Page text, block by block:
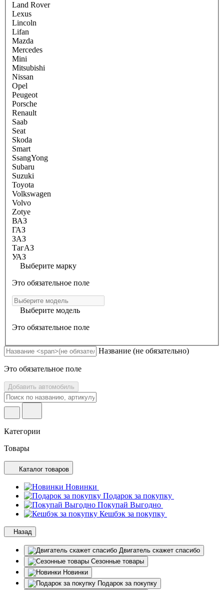
Land Rover
Lexus
Lincoln
Lifan
Mazda
Mercedes
Mini
Mitsubishi
Nissan
Opel
Peugeot
Porsche
Renault
Saab
Seat
Skoda
Smart
SsangYong
Subaru
Suzuki
Toyota
Volkswagen
Volvo
Zotye
ВАЗ
ГАЗ
ЗАЗ
ТагАЗ
УАЗ
Выберите марку
Это обязательное поле
Выберите модель
Это обязательное поле
Название (не обязательно)
Это обязательное поле
Добавить автомобиль
Категории
Товары
Каталог товаров
Новинки
Подарок за покупку
Покупай Выгодно
Кешбэк за покупку
Назад
Двигатель скажет спасибо
Сезонные товары
Новинки
Подарок за покупку